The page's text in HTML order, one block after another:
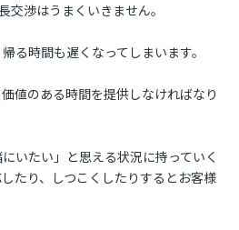
交渉はうまくいきません。
る時間も遅くなってしまいます。
値のある時間を提供しなければなり
いたい」と思える状況に持っていく
たり、しつこくしたりするとお客様